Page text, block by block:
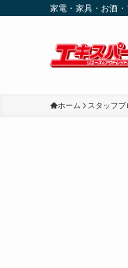
家電・家具・お酒
ホーム スタッフブ